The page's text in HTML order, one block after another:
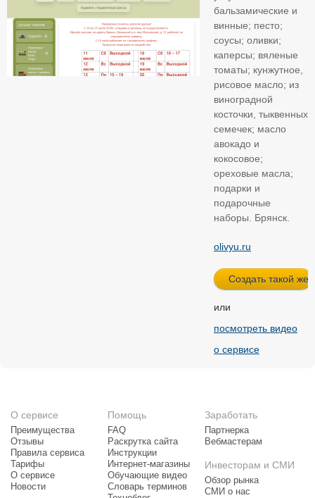
бальзамические и
винные; песто;
соусы; оливки;
каперсы; вяленые
томаты; кунжутное,
рисовое масло; из
виноградной
косточки, тыквенных
семечек; масло
авокадо и
кокосовое;
ореховые масла;
подарки и
подарочные
наборы. Брянск.
olivyu.ru
или
посмотреть видео
о сервисе
О сервисе
Преимущества
Отзывы
Правила сервиса
Тарифы
О сервисе
Новости
Помощь
FAQ
Раскрутка сайта
Инструкции
Интернет-магазины
Обучающие видео
Словарь терминов
Заработать
Партнерка
Вебмастерам
Инвесторам и СМИ
Обзор рынка
СМИ о нас